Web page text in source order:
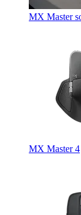
MX Master
MX Master 4